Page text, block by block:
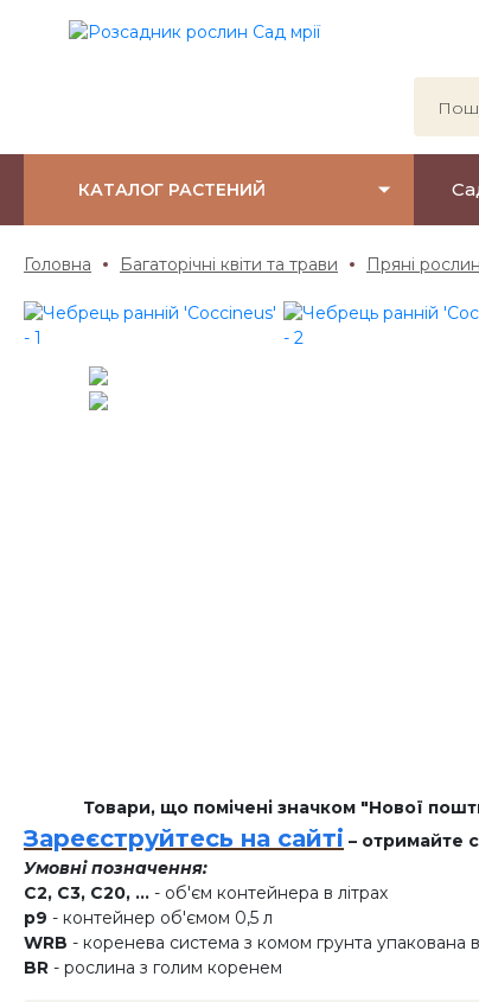
КАТАЛОГ РАСТЕНИЙ
Головна Багаторічні квіти та трави Пряні
Товари, що помічені значком "Нової
Зареєструйтесь на сайті – отримайте
Умовні позначення:
C2, C3, C20, ... - об'єм контейнера в літрах
p9 - контейнер об'ємом 0,5 л
WRB - коренева система з комом грунта упакована
BR - рослина з голим коренем